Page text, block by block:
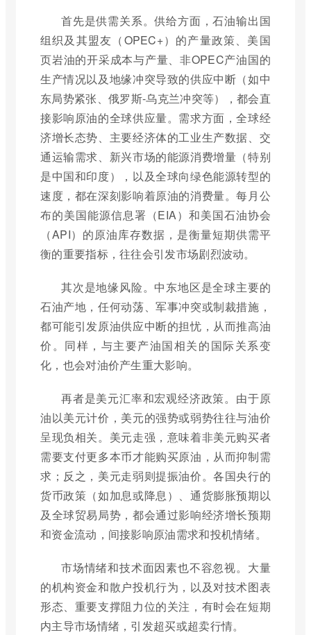
首先是供需关系。供给方面，石油输出国
组织及其盟友（OPEC+）的产量政策、美国
页岩油的开采成本与产量、非OPEC产油国的
生产情况以及地缘冲突导致的供应中断（如中
东局势紧张、俄罗斯-乌克兰冲突等），都会直
接影响原油的全球供应量。需求方面，全球经
济增长态势、主要经济体的工业生产数据、交
通运输需求、新兴市场的能源消费增量（特别
是中国和印度），以及全球向绿色能源转型的
速度，都在深刻影响着原油的消费量。每月公
布的美国能源信息署（EIA）和美国石油协会
（API）的原油库存数据，是衡量短期供需平
衡的重要指标，往往会引发市场剧烈波动。
其次是地缘风险。中东地区是全球主要的
石油产地，任何动荡、军事冲突或制裁措施，
都可能引发原油供应中断的担忧，从而推高油
价。同样，与主要产油国相关的国际关系变
化，也会对油价产生重大影响。
再者是美元汇率和宏观经济政策。由于原
油以美元计价，美元的强势或弱势往往与油价
呈现负相关。美元走强，意味着非美元购买者
需要支付更多本币才能购买原油，从而抑制需
求；反之，美元走弱则提振油价。各国央行的
货币政策（如加息或降息）、通货膨胀预期以
及全球贸易局势，都会通过影响经济增长预期
和资金流动，间接影响原油需求和投机情绪。
市场情绪和技术面因素也不容忽视。大量
的机构资金和散户投机行为，以及对技术图表
形态、重要支撑阻力位的关注，有时会在短期
内主导市场情绪，引发超买或超卖行情。